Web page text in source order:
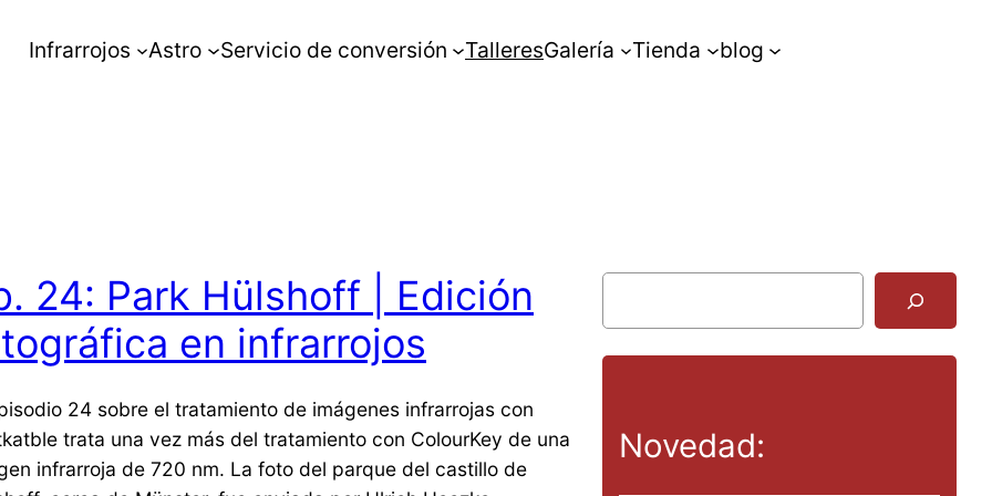
Infrarrojos Astro Servicio de conversión TalleresGalería Tienda blog
24: Park Hülshoff | Edición
en infrarrojos
24 sobre el tratamiento de imágenes infrarrojas con
trata una vez más del tratamiento con ColourKey de una
infrarroja de 720 nm. La foto del parque del castillo de
Novedad: